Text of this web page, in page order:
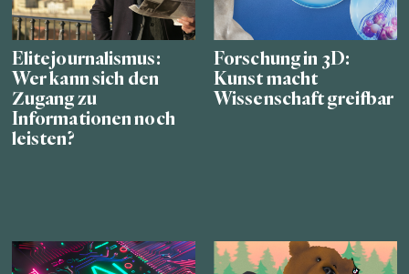
Elitejournalismus:
Wer kann sich den
Zugang zu
Informationen noch
leisten?
Forschung in 3D:
Kunst macht
Wissenschaft greifbar